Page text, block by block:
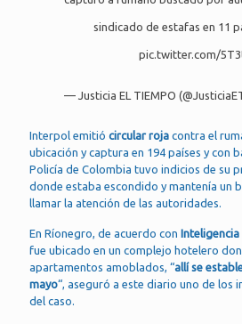
sindicado de estafas en 11
pic.twitter.com/
— Justicia EL TIEMPO
Interpol emitió circular roja contra el
ubicación y captura en 194 países y con
Policía de Colombia tuvo indicios de su
donde estaba escondido y mantenía un
llamar la atención de las autoridades.
En Ríonegro, de acuerdo con Inteligencia
fue ubicado en un complejo hotelero
apartamentos amoblados, “allí se
mayo“, aseguró a este diario uno de los
del caso.